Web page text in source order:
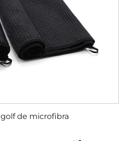
golf de microfibra